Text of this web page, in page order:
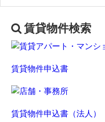
賃貸物件検索
賃貸物件申込書
賃貸物件申込書（法人）